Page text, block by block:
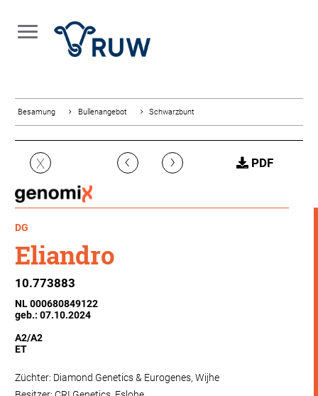
Besamung Bullenangebot Schwarzbunt
X ‹ › PDF
DG
Eliandro
10.773883
NL 000680849122
geb.: 07.10.2024
A2/A2
ET
Züchter: Diamond Genetics & Eurogenes, Wijhe